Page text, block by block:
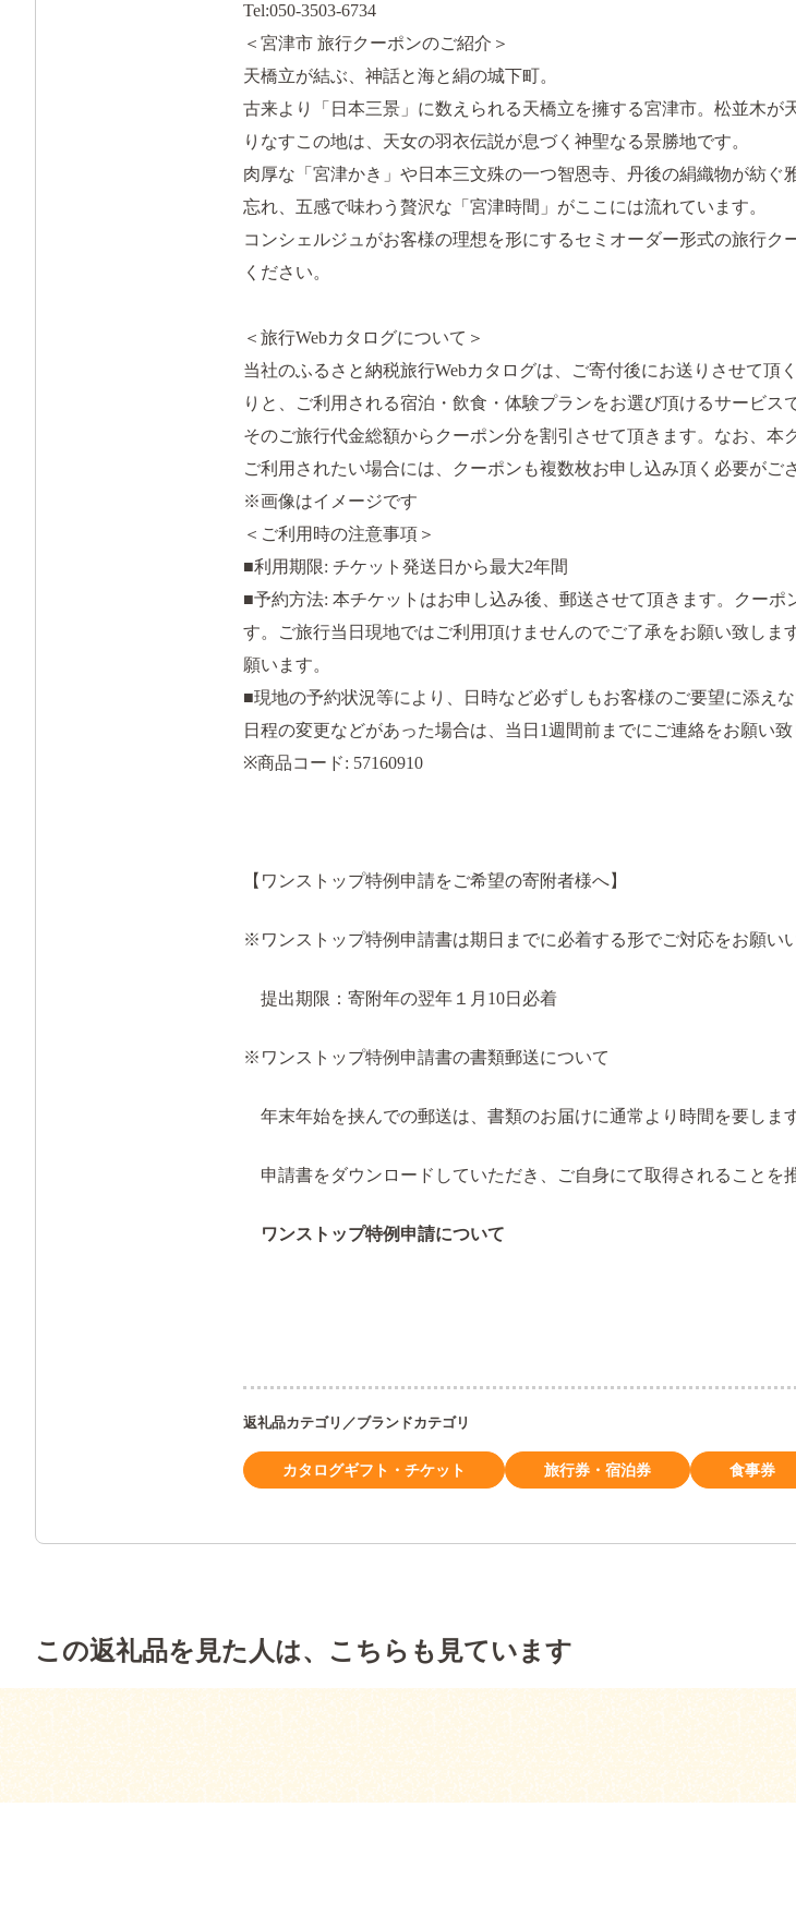
Tel:050-3503-6734
＜宮津市 旅行クーポンのご紹介＞
天橋立が結ぶ、神話と海と絹の城下町。
古来より「日本三景」に数えられる天橋立を擁する宮津市。松並木
りなすこの地は、天女の羽衣伝説が息づく神聖なる景勝地です。
肉厚な「宮津かき」や日本三文殊の一つ智恩寺、丹後の絹織物が紡
忘れ、五感で味わう贅沢な「宮津時間」がここには流れています。
コンシェルジュがお客様の理想を形にするセミオーダー形式の旅行
ください。
＜旅行Webカタログについて＞
当社のふるさと納税旅行Webカタログは、ご寄付後にお送りさせて頂
りと、ご利用される宿泊・飲食・体験プランをお選び頂けるサービス
そのご旅行代金総額からクーポン分を割引させて頂きます。なお、
ご利用されたい場合には、クーポンも複数枚お申し込み頂く必要がご
※画像はイメージです
＜ご利用時の注意事項＞
■利用期限: チケット発送日から最大2年間
■予約方法: 本チケットはお申し込み後、郵送させて頂きます。クー
す。ご旅行当日現地ではご利用頂けませんのでご了承をお願い致し
願います。
■現地の予約状況等により、日時など必ずしもお客様のご要望に添え
日程の変更などがあった場合は、当日1週間前までにご連絡をお願い致
※商品コード: 57160910
【ワンストップ特例申請をご希望の寄附者様へ】
※ワンストップ特例申請書は期日までに必着する形でご対応をお願い
提出期限：寄附年の翌年１月 10日必着
※ワンストップ特例申請書の書類郵送について
年末年始を挟んでの郵送は、書類のお届けに通常より時間を要します
申請書をダウンロードしていただき、ご自身にて取得されることを
ワンストップ特例申請について
返礼品カテゴリ／ブランドカテゴリ
カタログギフト・チケット 旅行券・宿泊券 食事券
この返礼品を見た人は、こちらも見ています